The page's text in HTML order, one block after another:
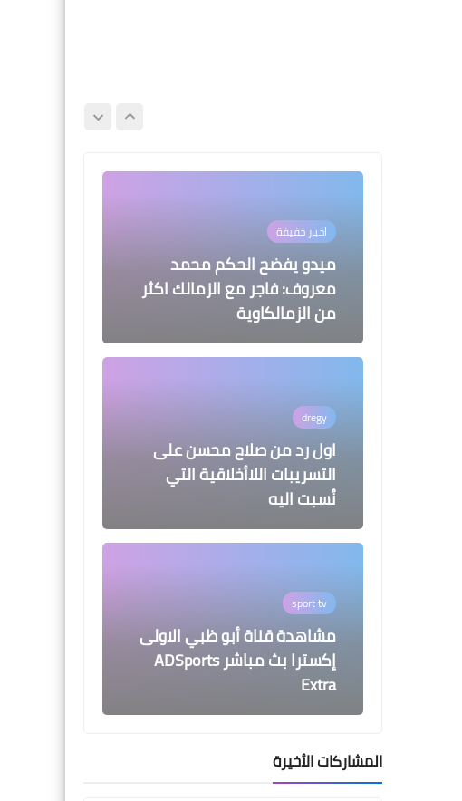
اخبار خفيفة
ميدو يفضح الحكم محمد
معروف: فاجر مع الزمالك اكثر
من الزمالكاوية
dregy
اول رد من صلاح محسن على
التسريبات اللاأخلاقية التي
نُسبت اليه
sport tv
مشاهدة قناة أبو ظبي الاولى
إكسترا بث مباشر ADSports
Extra
dregy
المشاركات الأخيرة